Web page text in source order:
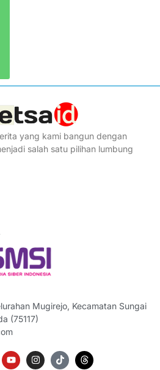
yang kami bangun dengan
salah satu pilihan lumbung
Mugirejo, Kecamatan Sungai
(75117)